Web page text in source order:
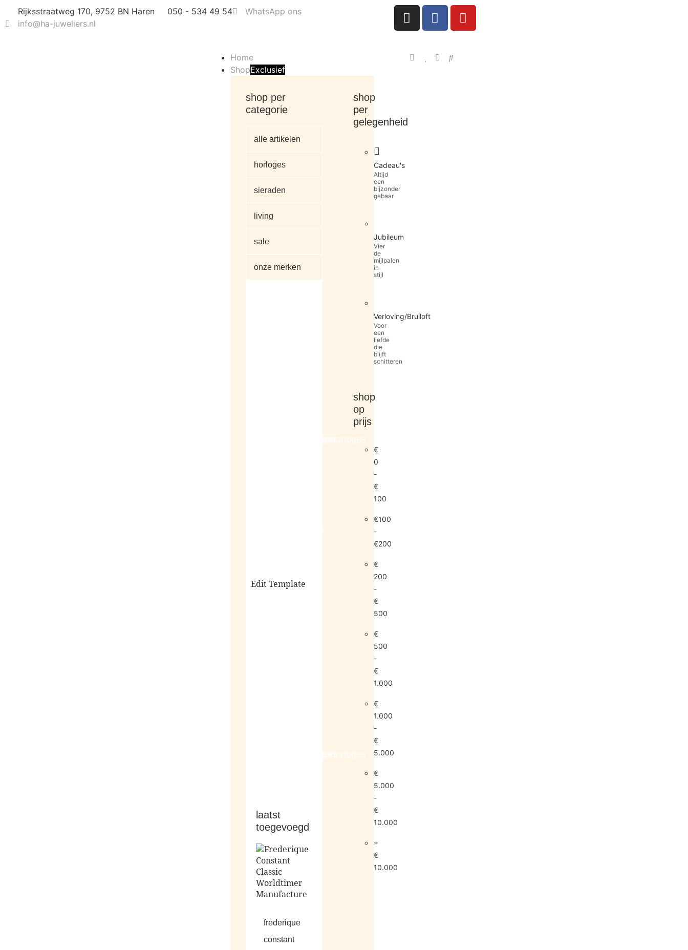
Rijksstraatweg 170, 9752 BN Haren 050 - 534 49 54
WhatsApp ons
info@ha-juweliers.nl
Home
ShopExclusief
shop per
categorie
alle artikelen
horloges
sieraden
living
sale
onze merken
dameshorlogesherenhorloges
sale
Edit Template
dameshorlogesherenhorloges
laatst
toegevoegd
frederique
constant
shop
per
gelegenheid
Cadeau's
Altijd
een
bijzonder
gebaar
Jubileum
Vier
de
mijlpalen
in
stijl
Verloving/Bruiloft
Voor
een
liefde
die
blijft
schitteren
shop
op
prijs
€
0
-
€
100
€100
-
€200
€
200
-
€
500
€
500
-
€
1.000
€
1.000
-
€
5.000
€
5.000
-
€
10.000
+
€
10.000